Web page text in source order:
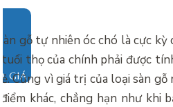
GIÁ
gỗ tự nhiên óc chó là cực
thọ của chính phải được
Cũng vì giá trị của loại sàn
khác, chẳng hạn như khi